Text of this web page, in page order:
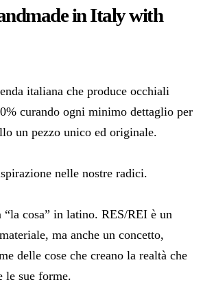
in Italy with
italiana che produce occhiali
curando ogni minimo dettaglio per
un pezzo unico ed originale.
nelle nostre radici.
cosa” in latino. RES/REI è un
ma anche un concetto,
delle cose che creano la realtà che
le sue forme.